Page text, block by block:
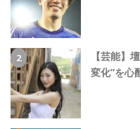
【芸能】
変化”を心